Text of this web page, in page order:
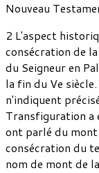
Nouveau
2 L'aspect
consécration de
du Seigneur en
la fin du Ve
n'indiquent
Transfiguration a
ont parlé du
consécration du
nom de mont de